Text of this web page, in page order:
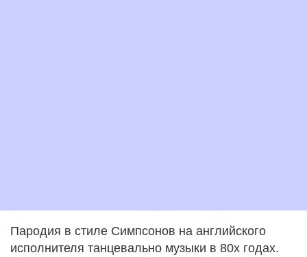
Пародия в стиле Симпсонов на английского
исполнителя танцевально музыки в 80х годах.